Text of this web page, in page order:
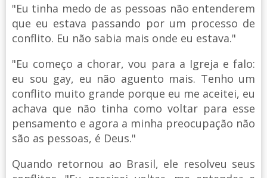
"Eu tinha medo de as pessoas não entenderem
que eu estava passando por um processo de
conflito. Eu não sabia mais onde eu estava."
"Eu começo a chorar, vou para a Igreja e falo:
eu sou gay, eu não aguento mais. Tenho um
conflito muito grande porque eu me aceitei, eu
achava que não tinha como voltar para esse
pensamento e agora a minha preocupação não
são as pessoas, é Deus."
Quando retornou ao Brasil, ele resolveu seus